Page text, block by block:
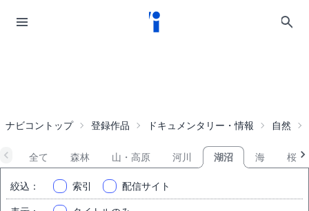
ナビコントップ 登録作品 ドキュメンタリー・情報 自然
全て 森林 山・高原 河川 湖沼 海 桜
絞込 ： 索引 配信サイト